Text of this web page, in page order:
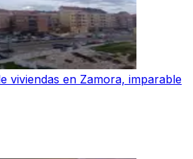
viviendas en Zamora, imparable